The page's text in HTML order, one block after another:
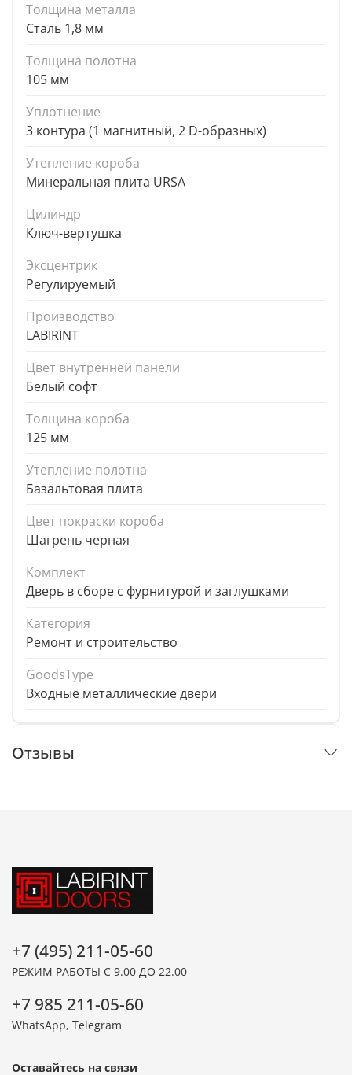
Толщина металла
Сталь 1,8 мм
Толщина полотна
105 мм
Уплотнение
3 контура (1 магнитный, 2 D-образных)
Утепление короба
Минеральная плита URSA
Цилиндр
Ключ-вертушка
Эксцентрик
Регулируемый
Производство
LABIRINT
Цвет внутренней панели
Белый софт
Толщина короба
125 мм
Утепление полотна
Базальтовая плита
Цвет покраски короба
Шагрень черная
Комплект
Дверь в сборе с фурнитурой и заглушками
Категория
Ремонт и строительство
GoodsType
Входные металлические двери
Отзывы
+7 (495) 211-05-60
РЕЖИМ РАБОТЫ С 9.00 ДО 22.00
+7 985 211-05-60
WhatsApp, Telegram
Оставайтесь на связи